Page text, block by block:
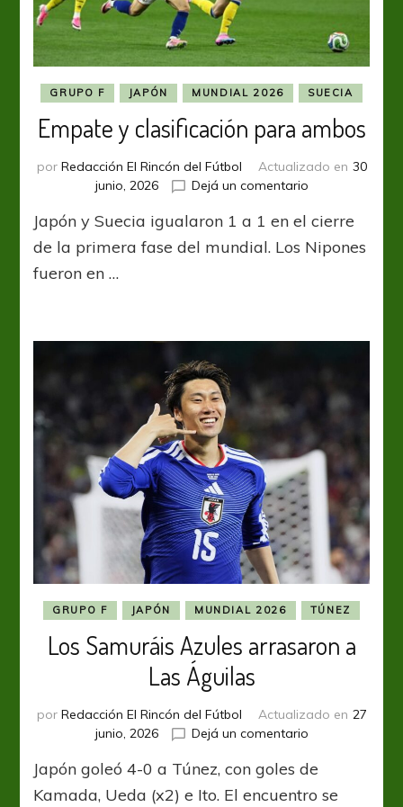
GRUPO F JAPÓN MUNDIAL 2026 SUECIA
Empate y clasificación para ambos
por Redacción El Rincón del Fútbol Actualizado en 30
junio, 2026
Dejá un comentarioen
y
clasificación
para
Japón y Suecia igualaron 1 a 1 en el cierre
de la primera fase del mundial. Los Nipones
fueron en …
GRUPO F JAPÓN MUNDIAL 2026 TÚNEZ
Los Samuráis Azules arrasaron a
Las Águilas
por Redacción El Rincón del Fútbol Actualizado en 27
junio, 2026
Dejá un comentarioen
Samuráis
Azules
Japón goleó 4-0 a Túnez, con goles de
Kamada, Ueda (x2) e Ito. El encuentro se